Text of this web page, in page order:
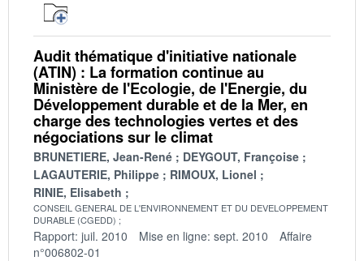
Audit thématique d'initiative nationale
(ATIN) : La formation continue au
Ministère de l'Ecologie, de l'Energie, du
Développement durable et de la Mer, en
charge des technologies vertes et des
négociations sur le climat
BRUNETIERE, Jean-René
DEYGOUT, Françoise
LAGAUTERIE, Philippe
RIMOUX, Lionel
RINIE, Elisabeth
CONSEIL GENERAL DE L'ENVIRONNEMENT ET DU DEVELOPPEMENT
DURABLE (CGEDD)
Rapport: juil. 2010 Mise en ligne: sept. 2010
Affaire
n°006802-01